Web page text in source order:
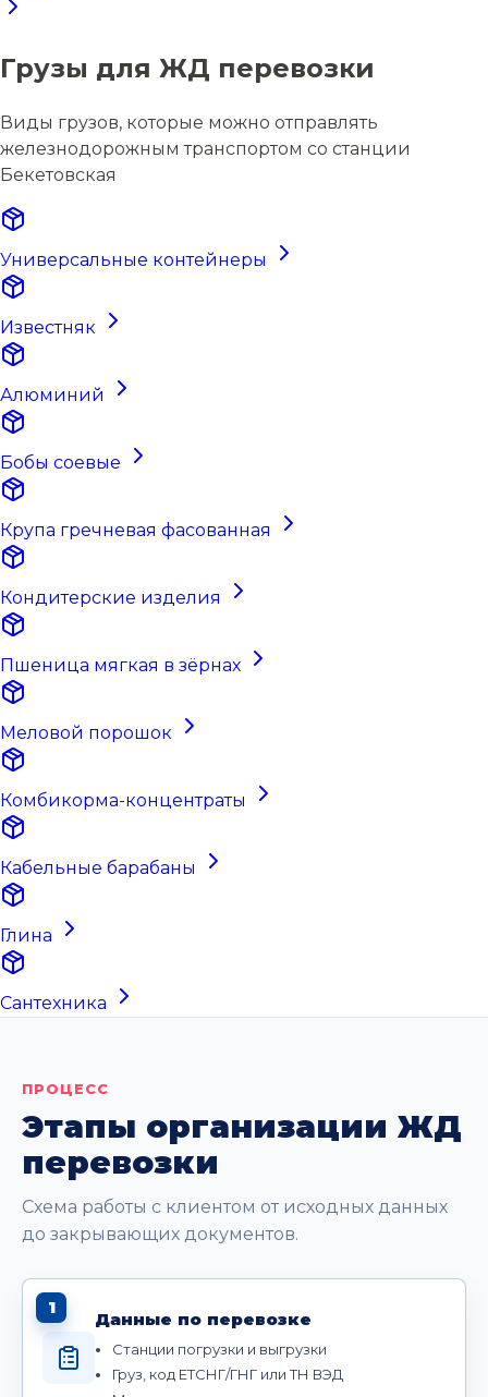
Грузы для ЖД перевозки
Виды грузов, которые можно отправлять
железнодорожным транспортом со станции
Бекетовская
Универсальные контейнеры
Известняк
Алюминий
Бобы соевые
Крупа гречневая фасованная
Кондитерские изделия
Пшеница мягкая в зёрнах
Меловой порошок
Комбикорма-концентраты
Кабельные барабаны
Глина
Сантехника
ПРОЦЕСС
Этапы организации ЖД
перевозки
Схема работы с клиентом от исходных данных
до закрывающих документов.
1
Данные по перевозке
Станции погрузки и выгрузки
Груз, код ЕТСНГ/ГНГ или ТН ВЭД